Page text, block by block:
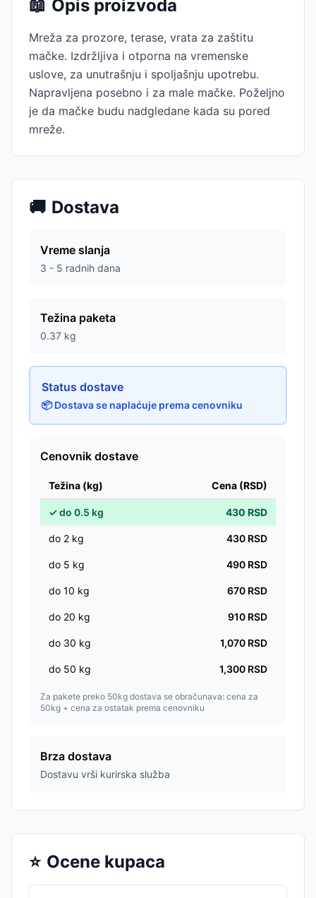
📖 Opis proizvoda
Mreža za prozore, terase, vrata za zaštitu
mačke. Izdržljiva i otporna na vremenske
uslove, za unutrašnju i spoljašnju upotrebu.
Napravljena posebno i za male mačke. Poželjno
je da mačke budu nadgledane kada su pored
mreže.
🚚 Dostava
Vreme slanja
3 - 5 radnih dana
Težina paketa
0.37 kg
Status dostave
📦 Dostava se naplaćuje prema cenovniku
Cenovnik dostave
Težina (kg) Cena (RSD)
✓do 0.5 kg 430 RSD
do 2 kg 430 RSD
do 5 kg 490 RSD
do 10 kg 670 RSD
do 20 kg 910 RSD
do 30 kg 1,070 RSD
do 50 kg 1,300 RSD
Za pakete preko 50kg dostava se obračunava: cena za
50kg + cena za ostatak prema cenovniku
Brza dostava
Dostavu vrši kurirska služba
⭐ Ocene kupaca